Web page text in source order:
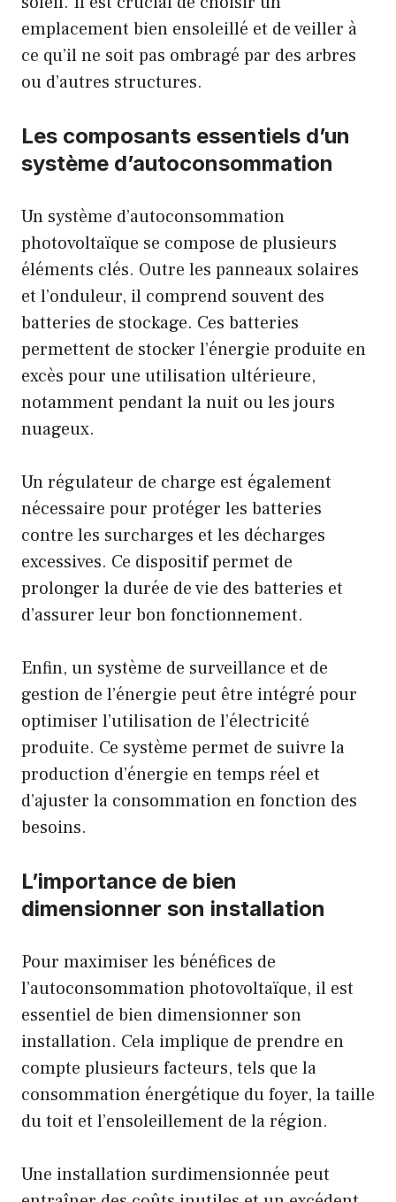
emplacement bien ensoleillé et de veiller à
ce qu’il ne soit pas ombragé par des arbres
ou d’autres structures.
Les composants essentiels d’un
système d’autoconsommation
Un système d’autoconsommation
photovoltaïque se compose de plusieurs
éléments clés. Outre les panneaux solaires
et l’onduleur, il comprend souvent des
batteries de stockage. Ces batteries
permettent de stocker l’énergie produite en
excès pour une utilisation ultérieure,
notamment pendant la nuit ou les jours
nuageux.
Un régulateur de charge est également
nécessaire pour protéger les batteries
contre les surcharges et les décharges
excessives. Ce dispositif permet de
prolonger la durée de vie des batteries et
d’assurer leur bon fonctionnement.
Enfin, un système de surveillance et de
gestion de l’énergie peut être intégré pour
optimiser l’utilisation de l’électricité
produite. Ce système permet de suivre la
production d’énergie en temps réel et
d’ajuster la consommation en fonction des
besoins.
L’importance de bien
dimensionner son installation
Pour maximiser les bénéfices de
l’autoconsommation photovoltaïque, il est
essentiel de bien dimensionner son
installation. Cela implique de prendre en
compte plusieurs facteurs, tels que la
consommation énergétique du foyer, la taille
du toit et l’ensoleillement de la région.
Une installation surdimensionnée peut